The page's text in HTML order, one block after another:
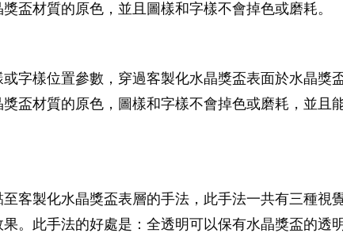
盃材質的原色，並且圖樣和字樣不會掉色或磨耗。
字樣位置參數，穿過客製化水晶獎盃表面於水晶獎
盃材質的原色，圖樣和字樣不會掉色或磨耗，並且
客製化水晶獎盃表層的手法，此手法一共有三種視
。此手法的好處是：全透明可以保有水晶獎盃的透